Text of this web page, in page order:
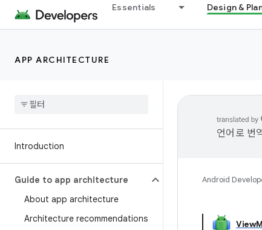
Essentials Design &
APP ARCHITECTURE
Introduction
Guide to app architecture
About app architecture
Architecture recommendations
언어로 번
Android
View